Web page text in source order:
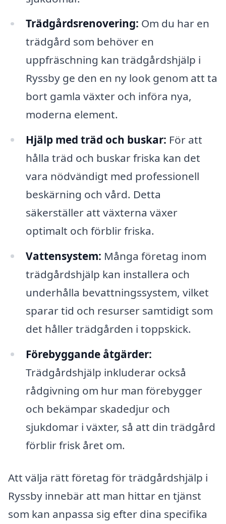
Trädgårdsrenovering: Om du har en
trädgård som behöver en
uppfräschning kan trädgårdshjälp i
Ryssby ge den en ny look genom att ta
bort gamla växter och införa nya,
moderna element.
Hjälp med träd och buskar: För att
hålla träd och buskar friska kan det
vara nödvändigt med professionell
beskärning och vård. Detta
säkerställer att växterna växer
optimalt och förblir friska.
Vattensystem: Många företag inom
trädgårdshjälp kan installera och
underhålla bevattningssystem, vilket
sparar tid och resurser samtidigt som
det håller trädgården i toppskick.
Förebyggande åtgärder:
Trädgårdshjälp inkluderar också
rådgivning om hur man förebygger
och bekämpar skadedjur och
sjukdomar i växter, så att din trädgård
förblir frisk året om.
Att välja rätt företag för trädgårdshjälp i
Ryssby innebär att man hittar en tjänst
som kan anpassa sig efter dina specifika